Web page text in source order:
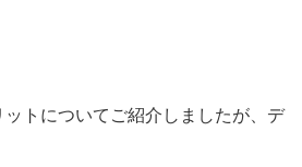
トについてご紹介しましたが、デ